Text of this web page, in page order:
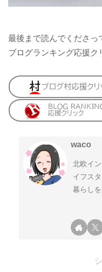
最後まで読んでくださっ
ブログランキング応援ク
waco
北欧イ
イフス
暮らし